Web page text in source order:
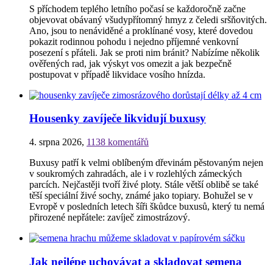
S příchodem teplého letního počasí se každoročně začne
objevovat obávaný všudypřítomný hmyz z čeledi sršňovitých.
Ano, jsou to nenáviděné a proklínané vosy, které dovedou
pokazit rodinnou pohodu i nejedno příjemné venkovní
posezení s přáteli. Jak se proti nim bránit? Nabízíme několik
ověřených rad, jak výskyt vos omezit a jak bezpečně
postupovat v případě likvidace vosího hnízda.
Housenky zavíječe likvidují buxusy
4. srpna 2026, 1138 komentářů
Buxusy patří k velmi oblíbeným dřevinám pěstovaným nejen
v soukromých zahradách, ale i v rozlehlých zámeckých
parcích. Nejčastěji tvoří živé ploty. Stále větší oblibě se také
těší speciální živé sochy, známé jako topiary. Bohužel se v
Evropě v posledních letech šíři škůdce buxusů, který tu nemá
přirozené nepřátele: zavíječ zimostrázový.
Jak nejlépe uchovávat a skladovat semena